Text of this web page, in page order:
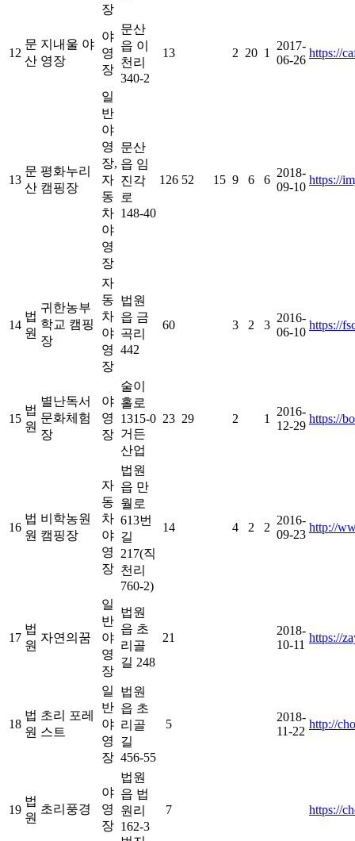
장
12
문
산
지내울 야
영장
야
영
장
문산
읍 이
천리
340-2
13 2 20 1
2017-
06-26
https://
13
문
산
평화누리
캠핑장
일
반
야
영
장,
자
동
차
야
영
장
문산
읍 임
진각
로
148-40
126 52 15 9 6 6
2018-
09-10
https://
14
법
원
귀한농부
학교 캠핑
장
자
동
차
야
영
장
법원
읍 금
곡리
442
60 3 2 3
2016-
06-10
https://
15
법
원
별난독서
문화체험
장
야
영
장
술이
홀로
1315-0
거든
산업
23 29 2 1
2016-
12-29
https://
16
법
원
비학농원
캠핑장
자
동
차
야
영
장
법원
읍 만
월로
613번
길
217(직
천리
760-2)
14 4 2 2
2016-
09-23
http://
17
법
원
자연의꿈
일
반
야
영
장
법원
읍 초
리골
길 248
21
2018-
10-11
https://
18
법
원
초리 포레
스트
일
반
야
영
장
법원
읍 초
리골
길
456-55
5
2018-
11-22
http://
19
법
원
초리풍경
야
영
장
법원
읍 법
원리
162-3
7 https://